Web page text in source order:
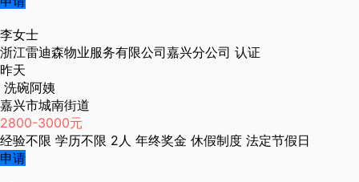
李女士
浙江雷迪森物业服务有限公司嘉兴分公司 认证
昨天
洗碗阿姨
嘉兴市城南街道
2800-3000元
经验不限 学历不限 2人 年终奖金 休假制度 法定节假日
申请